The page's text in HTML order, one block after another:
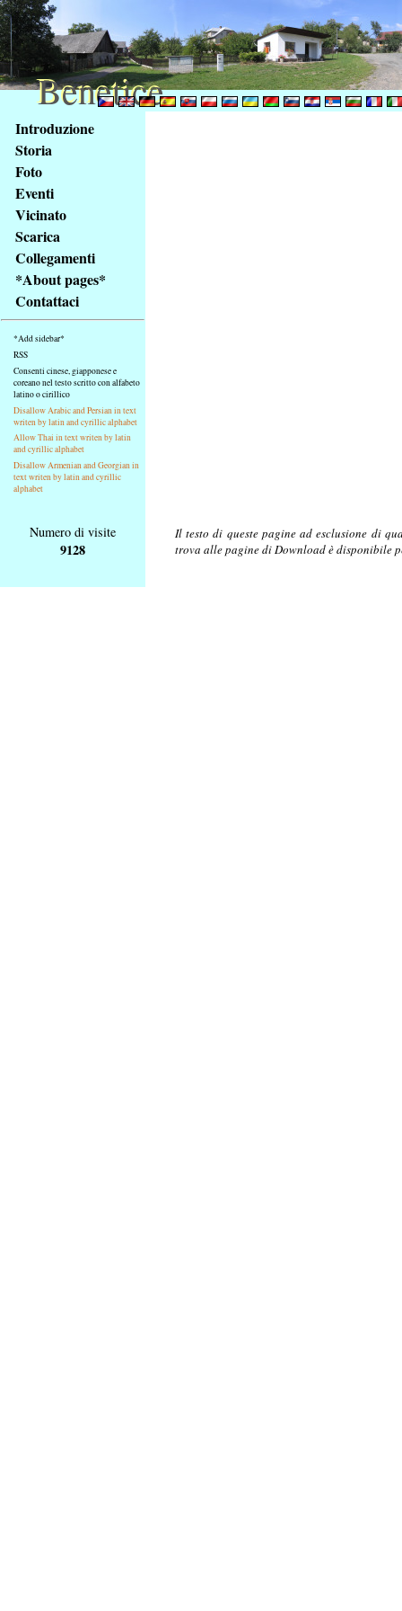
obsah
stránky
Klávesové
zkratky
tomto
webu
základní
Hlavní
strana
Introduzione
Storia
Foto
Eventi
Vicinato
Scarica
Collegamenti
*About pages*
Contattaci
*Add sidebar*
RSS
Consenti cinese, giapponese e
coreano nel testo scritto con alfabeto
latino o cirillico
Disallow Arabic and Persian in text
writen by latin and cyrillic alphabet
Allow Thai in text writen by latin
and cyrillic alphabet
Disallow Armenian and Georgian in
text writen by latin and cyrillic
alphabet
Numero di visite
9128
Il testo di queste pagine ad esclusione di
trova alle pagine di Download è disponibile
Benetice
Benetice